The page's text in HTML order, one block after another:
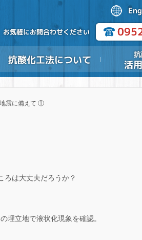
震に備えて ①
ろは大丈夫だろうか？
埋立地で液状化現象を確認。